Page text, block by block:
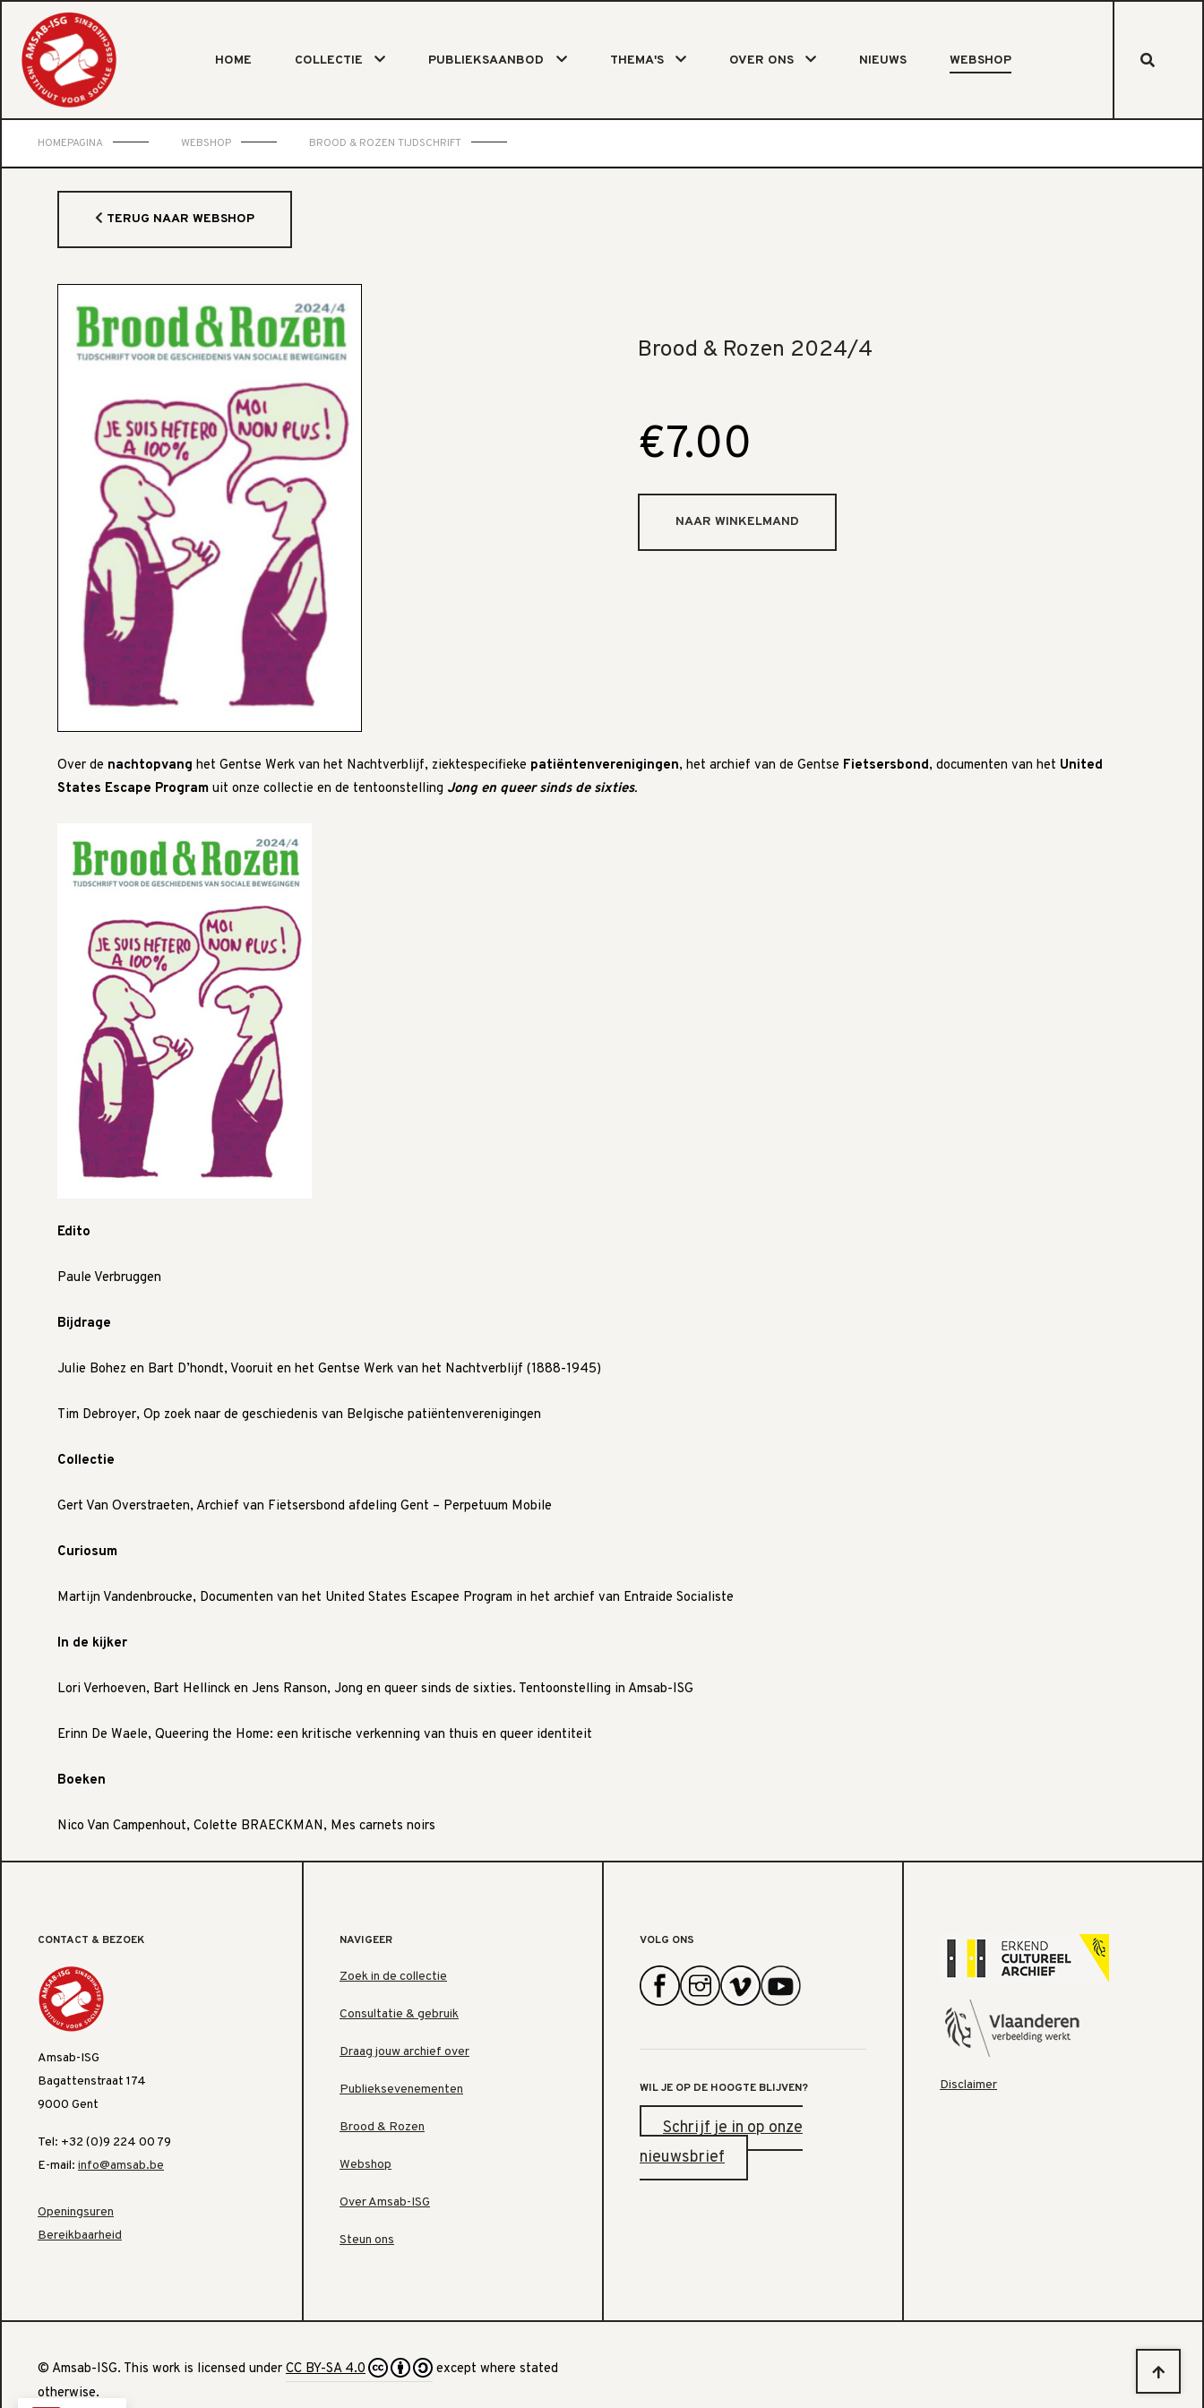
HOME COLLECTIE PUBLIEKSAANBOD THEMA'S OVER ONS NIEUWS WEBSHOP
HOMEPAGINA WEBSHOP BROOD & ROZEN TIJDSCHRIFT
TERUG NAAR WEBSHOP
Brood & Rozen 2024/4
€7.00
Over de nachtopvang het Gentse Werk van het Nachtverblijf, ziektespecifieke patiëntenverenigingen, het archief van de Gentse Fietsersbond, documenten van het United
States Escape Program uit onze collectie en de tentoonstelling Jong en queer sinds de sixties.
Edito
Paule Verbruggen
Bijdrage
Julie Bohez en Bart D’hondt, Vooruit en het Gentse Werk van het Nachtverblijf (1888-1945)
Tim Debroyer, Op zoek naar de geschiedenis van Belgische patiëntenverenigingen
Collectie
Gert Van Overstraeten, Archief van Fietsersbond afdeling Gent – Perpetuum Mobile
Curiosum
Martijn Vandenbroucke, Documenten van het United States Escapee Program in het archief van Entraide Socialiste
In de kijker
Lori Verhoeven, Bart Hellinck en Jens Ranson, Jong en queer sinds de sixties. Tentoonstelling in Amsab-ISG
Erinn De Waele, Queering the Home: een kritische verkenning van thuis en queer identiteit
Boeken
Nico Van Campenhout, Colette BRAECKMAN, Mes carnets noirs
CONTACT & BEZOEK
Amsab-ISG
Bagattenstraat 174
9000 Gent
Tel: +32 (0)9 224 00 79
E-mail: info@amsab.be
Openingsuren
Bereikbaarheid
NAVIGEER
Zoek in de collectie
Consultatie & gebruik
Draag jouw archief over
Publieksevenementen
Brood & Rozen
Webshop
Over Amsab-ISG
Steun ons
VOLG ONS
WIL JE OP DE HOOGTE BLIJVEN?
Schrijf je in op onze
nieuwsbrief
Disclaimer
© Amsab-ISG. This work is licensed under CC BY-SA 4.0
except where stated
otherwise.